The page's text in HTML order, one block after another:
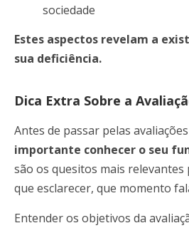
sociedade
Estes aspectos revelam a
sua deficiência.
Dica Extra Sobre a
Antes de passar pelas avaliações
importante conhecer o seu
são os quesitos mais relevantes
que esclarecer, que momento
Entender os objetivos da